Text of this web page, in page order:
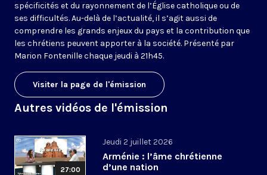
spécificités et du rayonnement de l’Église catholique ou de
ses difficultés. Au-delà de l’actualité, il s’agit aussi de
comprendre les grands enjeux du pays et la contribution que
les chrétiens peuvent apporter à la société. Présenté par
Marion Fontenille chaque jeudi à 21h45.
Visiter la page de l'émission
Autres vidéos de l'émission
27:00
Jeudi 2 juillet 2026
Arménie : l’âme chrétienne
d’une nation